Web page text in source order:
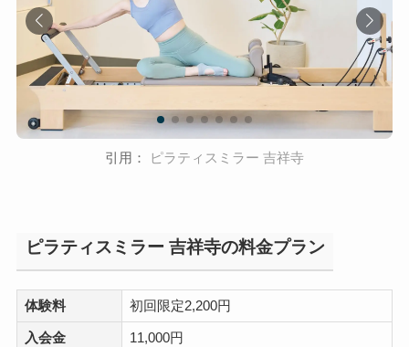
引用： ピラティスミラー 吉祥寺
ピラティスミラー 吉祥寺の料金プラン
体験料 初回限定2,200円
入会金 11,000円